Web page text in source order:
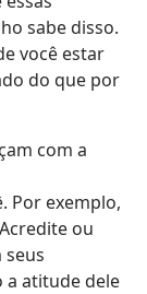
sabe disso.
você estar
do que por
com a
Por exemplo,
ou
a atitude dele